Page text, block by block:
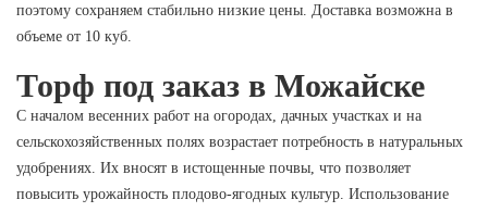
поэтому сохраняем стабильно низкие цены. Доставка возможна в
объеме от 10 куб.
Торф под заказ в Можайске
С началом весенних работ на огородах, дачных участках и на
сельскохозяйственных полях возрастает потребность в натуральных
удобрениях. Их вносят в истощенные почвы, что позволяет
повысить урожайность плодово-ягодных культур. Использование